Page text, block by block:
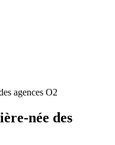
agences O2
née des